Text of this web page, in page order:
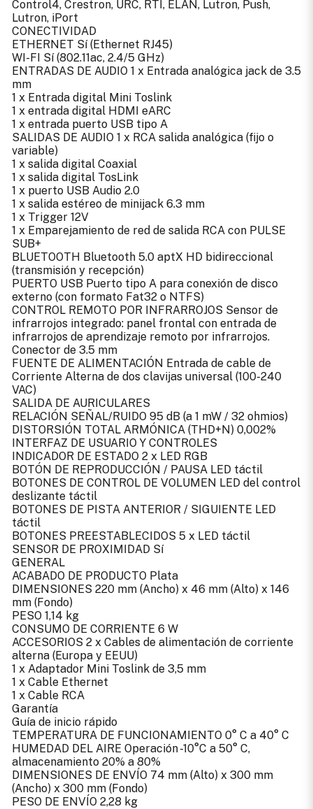
Control4, Crestron, URC, RTI, ELAN, Lutron, Push,
Lutron, iPort
CONECTIVIDAD
ETHERNET Sí (Ethernet RJ45)
WI-FI Sí (802.11ac, 2.4/5 GHz)
ENTRADAS DE AUDIO 1 x Entrada analógica jack de 3.5
mm
1 x Entrada digital Mini Toslink
1 x entrada digital HDMI eARC
1 x entrada puerto USB tipo A
SALIDAS DE AUDIO 1 x RCA salida analógica (fijo o
variable)
1 x salida digital Coaxial
1 x salida digital TosLink
1 x puerto USB Audio 2.0
1 x salida estéreo de minijack 6.3 mm
1 x Trigger 12V
1 x Emparejamiento de red de salida RCA con PULSE
SUB+
BLUETOOTH Bluetooth 5.0 aptX HD bidireccional
(transmisión y recepción)
PUERTO USB Puerto tipo A para conexión de disco
externo (con formato Fat32 o NTFS)
CONTROL REMOTO POR INFRARROJOS Sensor de
infrarrojos integrado: panel frontal con entrada de
infrarrojos de aprendizaje remoto por infrarrojos.
Conector de 3.5 mm
FUENTE DE ALIMENTACIÓN Entrada de cable de
Corriente Alterna de dos clavijas universal (100-240
VAC)
SALIDA DE AURICULARES
RELACIÓN SEÑAL/RUIDO 95 dB (a 1 mW / 32 ohmios)
DISTORSIÓN TOTAL ARMÓNICA (THD+N) 0,002%
INTERFAZ DE USUARIO Y CONTROLES
INDICADOR DE ESTADO 2 x LED RGB
BOTÓN DE REPRODUCCIÓN / PAUSA LED táctil
BOTONES DE CONTROL DE VOLUMEN LED del control
deslizante táctil
BOTONES DE PISTA ANTERIOR / SIGUIENTE LED
táctil
BOTONES PREESTABLECIDOS 5 x LED táctil
SENSOR DE PROXIMIDAD Sí
GENERAL
ACABADO DE PRODUCTO Plata
DIMENSIONES 220 mm (Ancho) x 46 mm (Alto) x 146
mm (Fondo)
PESO 1,14 kg
CONSUMO DE CORRIENTE 6 W
ACCESORIOS 2 x Cables de alimentación de corriente
alterna (Europa y EEUU)
1 x Adaptador Mini Toslink de 3,5 mm
1 x Cable Ethernet
1 x Cable RCA
Garantía
Guía de inicio rápido
TEMPERATURA DE FUNCIONAMIENTO 0° C a 40° C
HUMEDAD DEL AIRE Operación -10°C a 50° C,
almacenamiento 20% a 80%
DIMENSIONES DE ENVÍO 74 mm (Alto) x 300 mm
(Ancho) x 300 mm (Fondo)
PESO DE ENVÍO 2,28 kg